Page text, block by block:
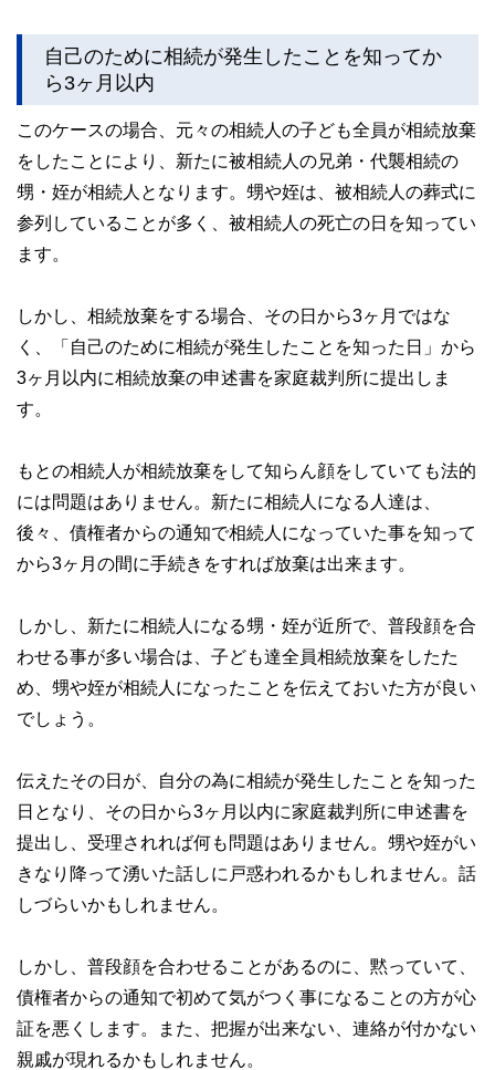
自己のために相続が発生したことを知ってか
ら3ヶ月以内
このケースの場合、元々の相続人の子ども全員が相続放棄
をしたことにより、新たに被相続人の兄弟・代襲相続の
甥・姪が相続人となります。甥や姪は、被相続人の葬式に
参列していることが多く、被相続人の死亡の日を知ってい
ます。
しかし、相続放棄をする場合、その日から3ヶ月ではな
く、「自己のために相続が発生したことを知った日」から
3ヶ月以内に相続放棄の申述書を家庭裁判所に提出しま
す。
もとの相続人が相続放棄をして知らん顔をしていても法的
には問題はありません。新たに相続人になる人達は、
後々、債権者からの通知で相続人になっていた事を知って
から3ヶ月の間に手続きをすれば放棄は出来ます。
しかし、新たに相続人になる甥・姪が近所で、普段顔を合
わせる事が多い場合は、子ども達全員相続放棄をしたた
め、甥や姪が相続人になったことを伝えておいた方が良い
でしょう。
伝えたその日が、自分の為に相続が発生したことを知った
日となり、その日から3ヶ月以内に家庭裁判所に申述書を
提出し、受理されれば何も問題はありません。甥や姪がい
きなり降って湧いた話しに戸惑われるかもしれません。話
しづらいかもしれません。
しかし、普段顔を合わせることがあるのに、黙っていて、
債権者からの通知で初めて気がつく事になることの方が心
証を悪くします。また、把握が出来ない、連絡が付かない
親戚が現れるかもしれません。